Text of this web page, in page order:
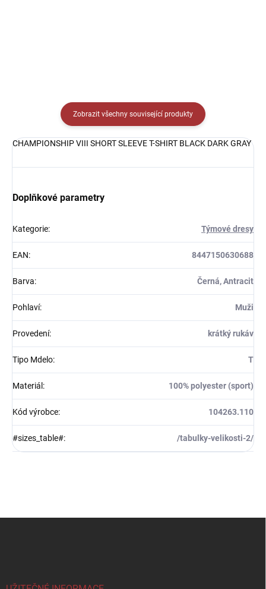
Zobrazit všechny související produkty
CHAMPIONSHIP VIII SHORT SLEEVE T-SHIRT BLACK DARK GRAY
Doplňkové parametry
Kategorie: Týmové dresy
EAN: 8447150630688
Barva: Černá, Antracit
Pohlaví: Muži
Provedení: krátký rukáv
Tipo Mdelo: T
Materiál : 100% polyester (sport)
Kód výrobce: 104263.110
#sizes_table#: /tabulky-velikosti-2/